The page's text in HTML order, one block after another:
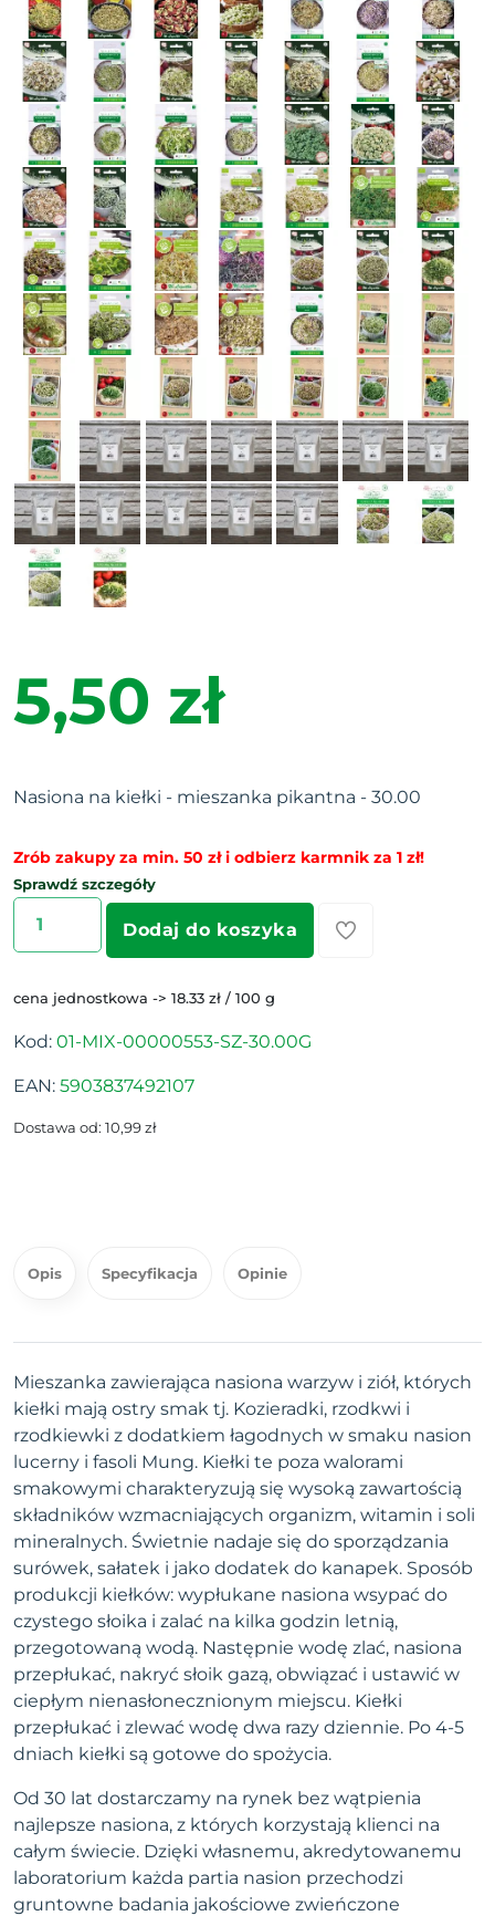
5,50 zł
Nasiona na kiełki - mieszanka pikantna - 30.00
Zrób zakupy za min. 50 zł i odbierz karmnik za 1 zł!
Sprawdź szczegóły
Dodaj do koszyka
cena jednostkowa -> 18.33 zł / 100 g
Kod: 01-MIX-00000553-SZ-30.00G
EAN: 5903837492107
Dostawa od: 10,99 zł
Opis Specyfikacja Opinie
Mieszanka zawierająca nasiona warzyw i ziół, których
kiełki mają ostry smak tj. Kozieradki, rzodkwi i
rzodkiewki z dodatkiem łagodnych w smaku nasion
lucerny i fasoli Mung. Kiełki te poza walorami
smakowymi charakteryzują się wysoką zawartością
składników wzmacniających organizm, witamin i soli
mineralnych. Świetnie nadaje się do sporządzania
surówek, sałatek i jako dodatek do kanapek. Sposób
produkcji kiełków: wypłukane nasiona wsypać do
czystego słoika i zalać na kilka godzin letnią,
przegotowaną wodą. Następnie wodę zlać, nasiona
przepłukać, nakryć słoik gazą, obwiązać i ustawić w
ciepłym nienasłonecznionym miejscu. Kiełki
przepłukać i zlewać wodę dwa razy dziennie. Po 4-5
dniach kiełki są gotowe do spożycia.
Od 30 lat dostarczamy na rynek bez wątpienia
najlepsze nasiona, z których korzystają klienci na
całym świecie. Dzięki własnemu, akredytowanemu
laboratorium każda partia nasion przechodzi
gruntowne badania jakościowe zwieńczone